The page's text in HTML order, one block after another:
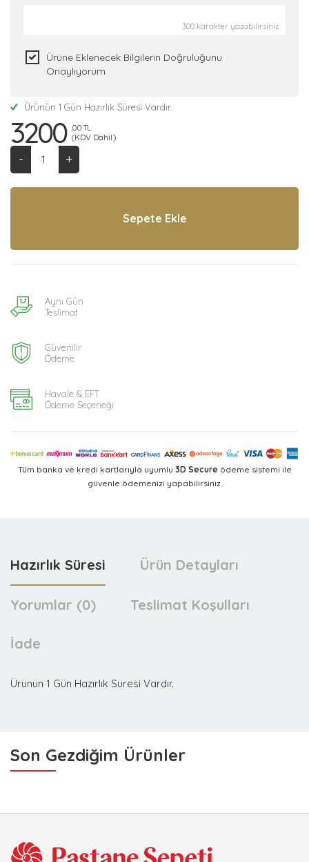
300 karakter yazabilirsiniz.
Ürüne Eklenecek Bilgilerin Doğruluğunu
Onaylıyorum
Ürünün 1 Gün Hazırlık Süresi Vardır.
3200 ,00 TL
(KDV Dahil)
+
-
Aynı Gün
Teslimat
Güvenilir
Ödeme
Havale & EFT
Ödeme Seçeneği
Tüm banka ve kredi kartlarıyla uyumlu 3D Secure ödeme sistemi ile
güvenle ödemenizi yapabilirsiniz.
Hazırlık Süresi Ürün Detayları
Yorumlar (0) Teslimat Koşulları
İade
Ürünün 1 Gün Hazırlık Süresi Vardır.
Son Gezdiğim Ürünler